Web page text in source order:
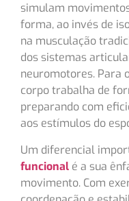
simulam
forma, ao invés de
na musculação
dos sistemas
neuromotores. Para
corpo trabalha de
preparando com
aos estímulos do
Um diferencial
funcional é a sua
movimento. Com